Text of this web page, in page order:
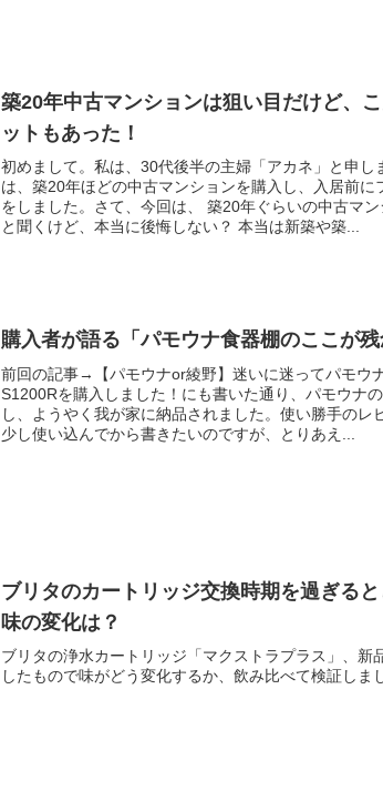
築20年中古マンションは狙い目だけど、
ットもあった！
初めまして。私は、30代後半の主婦「アカネ」と申し
は、築20年ほどの中古マンションを購入し、入居前に
をしました。さて、今回は、 築20年ぐらいの中古マン
と聞くけど、本当に後悔しない？ 本当は新築や築...
購入者が語る「パモウナ食器棚のここが残
前回の記事→【パモウナor綾野】迷いに迷ってパモウ
S1200Rを購入しました！にも書いた通り、パモウナ
し、ようやく我が家に納品されました。使い勝手のレ
少し使い込んでから書きたいのですが、とりあえ...
ブリタのカートリッジ交換時期を過ぎると
味の変化は？
ブリタの浄水カートリッジ「マクストラプラス」、新
したもので味がどう変化するか、飲み比べて検証しま